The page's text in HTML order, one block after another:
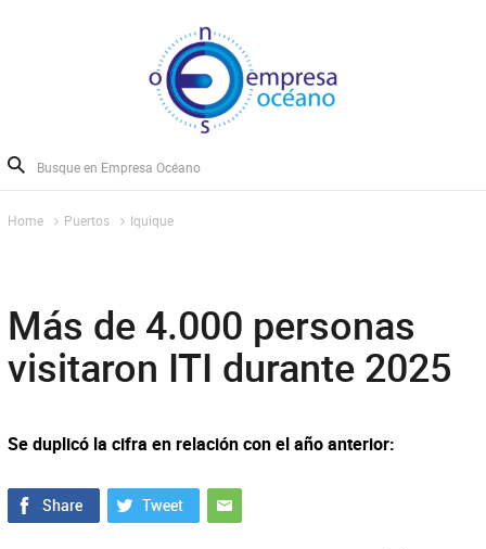
Home Puertos Iquique
Más de 4.000 personas
visitaron ITI durante 2025
Se duplicó la cifra en relación con el año anterior: